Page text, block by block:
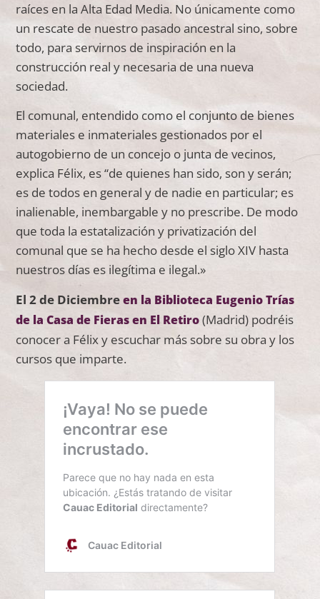
raíces en la Alta Edad Media. No únicamente como
un rescate de nuestro pasado ancestral sino, sobre
todo, para servirnos de inspiración en la
construcción real y necesaria de una nueva
sociedad.
El comunal, entendido como el conjunto de bienes
materiales e inmateriales gestionados por el
autogobierno de un concejo o junta de vecinos,
explica Félix, es “de quienes han sido, son y serán;
es de todos en general y de nadie en particular; es
inalienable, inembargable y no prescribe. De modo
que toda la estatalización y privatización del
comunal que se ha hecho desde el siglo XIV hasta
nuestros días es ilegítima e ilegal.»
El 2 de Diciembreen la Biblioteca Eugenio Trías
de la Casa de Fieras en El Retiro(Madrid) podréis
conocer a Félix y escuchar más sobre su obra y los
cursos que imparte.